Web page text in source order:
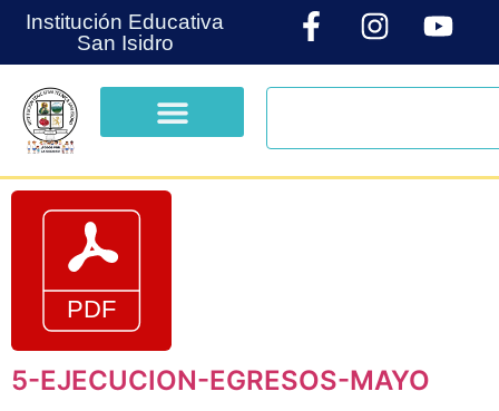
Institución Educativa
San Isidro
5-EJECUCION-EGRESOS-MAYO